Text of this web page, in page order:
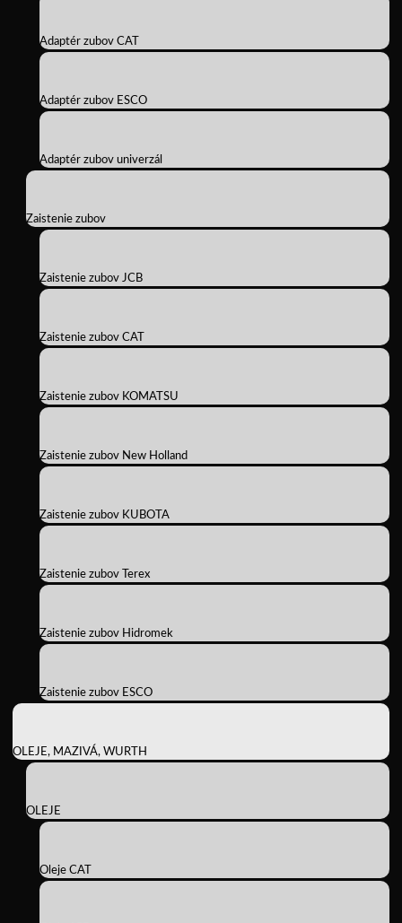
Adaptér zubov CAT
Adaptér zubov ESCO
Adaptér zubov univerzál
Zaistenie zubov
Zaistenie zubov JCB
Zaistenie zubov CAT
Zaistenie zubov KOMATSU
Zaistenie zubov New Holland
Zaistenie zubov KUBOTA
Zaistenie zubov Terex
Zaistenie zubov Hidromek
Zaistenie zubov ESCO
OLEJE, MAZIVÁ, WURTH
OLEJE
Oleje CAT